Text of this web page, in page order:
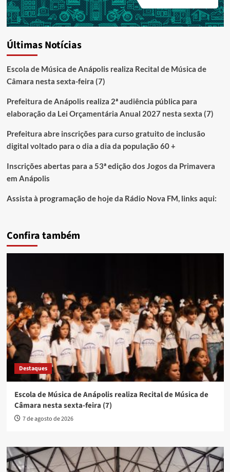
Últimas Notícias
Escola de Música de Anápolis realiza Recital de Música de
Câmara nesta sexta-feira (7)
Prefeitura de Anápolis realiza 2ª audiência pública para
elaboração da Lei Orçamentária Anual 2027 nesta sexta (7)
Prefeitura abre inscrições para curso gratuito de inclusão
digital voltado para o dia a dia da população 60 +
Inscrições abertas para a 53ª edição dos Jogos da Primavera
em Anápolis
Assista à programação de hoje da Rádio Nova FM, links aqui:
Confira também
Destaques
Escola de Música de Anápolis realiza Recital de Música de
Câmara nesta sexta-feira (7)
7 de agosto de 2026